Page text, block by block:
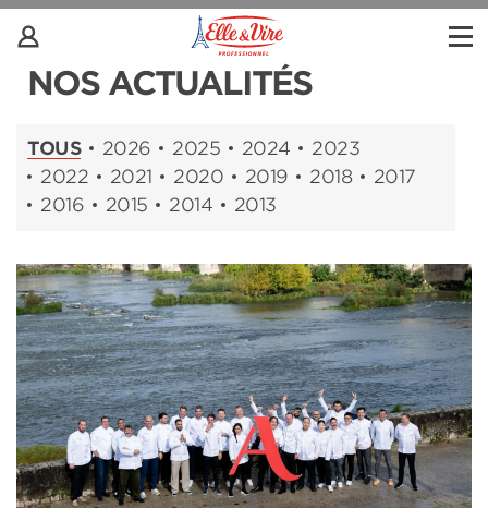
NOS ACTUALITÉS
TOUS 2026 2025 2024
2023
2022
2021 2020 2019 2018
2017
2016
2015 2014 2013